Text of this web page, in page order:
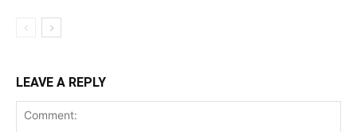
LEAVE A REPLY